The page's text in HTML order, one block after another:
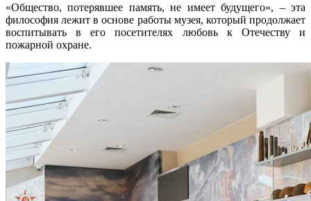
«Общество, потерявшее память, не имеет будущего», – эта
философия лежит в основе работы музея, который продолжает
воспитывать в его посетителях любовь к Отечеству и
пожарной охране.